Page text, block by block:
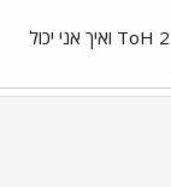
את הפאטצ´ החדש של HUMAX 5400 בשם ToH 2.1 ואיך אני יכול